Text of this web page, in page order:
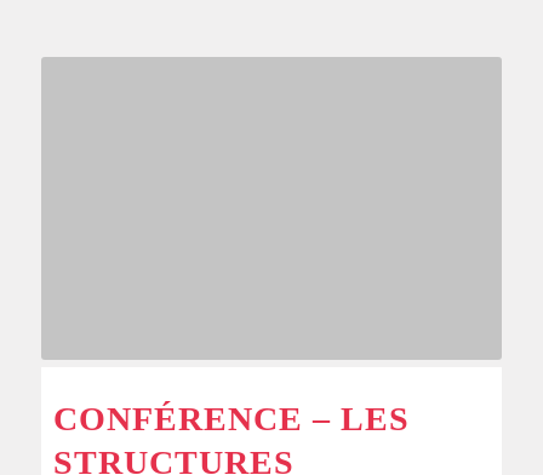
CONFÉRENCE – LES
STRUCTURES